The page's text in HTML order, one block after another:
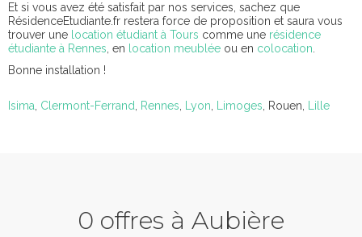
Et si vous avez été satisfait par nos services, sachez que
RésidenceEtudiante.fr restera force de proposition et saura vous
trouver une location étudiant à Tours comme une résidence
étudiante à Rennes , en location meublée ou en colocation
Bonne installation !
Isima Clermont-Ferrand Rennes Lyon Limoges , Rouen, Lille
0 offres à Aubière